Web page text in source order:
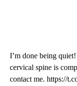
I’m done being
cervical spine is
contact me. https://